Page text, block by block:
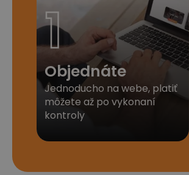
1
Objednáte
Jednoducho na webe, platiť
môžete až po vykonaní
kontroly